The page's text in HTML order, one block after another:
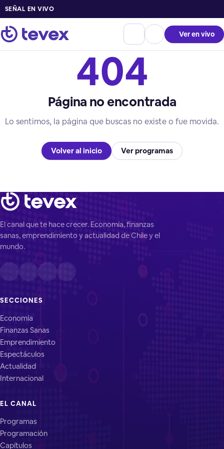
SEÑAL EN VIVO
Ver en vivo
404
Página no encontrada
Lo sentimos, la página que buscas no existe o fue movida.
Volver al inicio Ver programas
El canal que te hace crecer. Economía, finanzas
sanas, emprendimiento y actualidad de Chile y el
mundo.
SECCIONES
Economía
Finanzas Sanas
Emprendimiento
Espectáculos
Actualidad
Internacional
EL CANAL
Programas
Programación
Capítulos